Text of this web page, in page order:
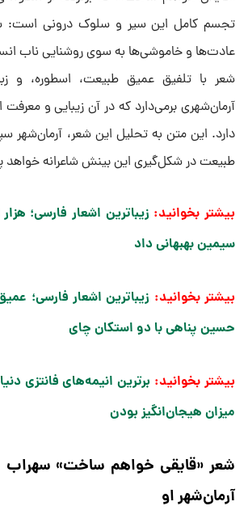
تجسم کامل این سیر و سلوک درونی است:
عادت‌ها و خاموشی‌ها به سوی روشنایی ناب
شعر با تلفیق عمیق طبیعت، اسطوره، و
آرمان‌شهری برمی‌دارد که در آن زیبایی و معرفت
دارد. این متن به تحلیل این شعر،
طبیعت در شکل‌گیری این بینش شاعرانه خواهد
بیشتر بخوانید: زیباترین اشعار فارسی؛
سیمین بهبهانی داد
بیشتر بخوانید: زیباترین اشعار فارسی؛
حسین پناهی با دو استکان چای​
بیشتر بخوانید: برترین انیمه‌های فانتزی
میزان هیجان‌انگیز بودن​
شعر «قایقی خواهم ساخت» سهراب
آرمان‌شهر او